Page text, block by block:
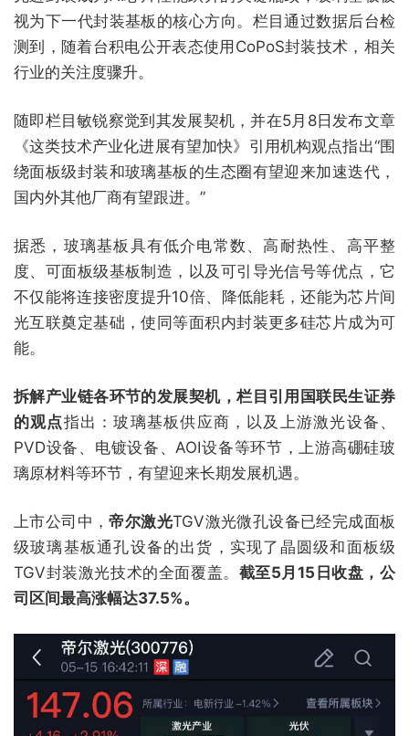
视为下一代封装基板的核心方向。栏目通过数据后台检
测到，随着台积电公开表态使用CoPoS封装技术，相关
行业的关注度骤升。
随即栏目敏锐察觉到其发展契机，并在5月8日发布文章
《这类技术产业化进展有望加快》引用机构观点指出“围
绕面板级封装和玻璃基板的生态圈有望迎来加速迭代，
国内外其他厂商有望跟进。”
据悉，玻璃基板具有低介电常数、高耐热性、高平整
度、可面板级基板制造，以及可引导光信号等优点，它
不仅能将连接密度提升10倍、降低能耗，还能为芯片间
光互联奠定基础，使同等面积内封装更多硅芯片成为可
能。
拆解产业链各环节的发展契机，栏目引用国联民生证券
的观点指出：玻璃基板供应商，以及上游激光设备、
PVD设备、电镀设备、AOI设备等环节，上游高硼硅玻
璃原材料等环节，有望迎来长期发展机遇。
上市公司中，帝尔激光TGV激光微孔设备已经完成面板
级玻璃基板通孔设备的出货，实现了晶圆级和面板级
TGV封装激光技术的全面覆盖。 截至5月15日收盘，公
司区间最高涨幅达37.5%。